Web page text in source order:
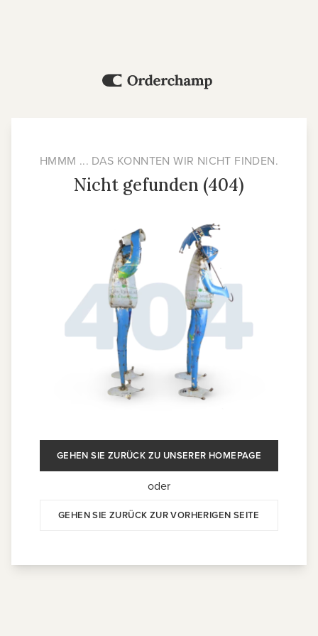
HMMM ... DAS KONNTEN WIR NICHT FINDEN.
Nicht gefunden (404)
GEHEN SIE ZURÜCK ZU UNSERER HOMEPAGE
oder
GEHEN SIE ZURÜCK ZUR VORHERIGEN SEITE